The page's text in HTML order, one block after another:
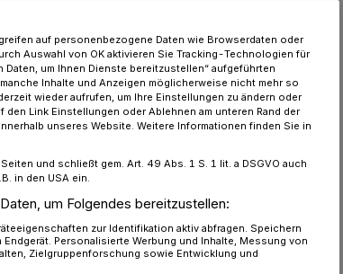
um Europa nach Corona.
die
auf personenbezogene Daten wie Browserdaten oder
Auswahl von OK aktivieren Sie Tracking-Technologien für
Daten, um Ihnen Dienste bereitzustellen“ aufgeführten
Inhalte und Anzeigen möglicherweise nicht mehr so
wieder aufrufen, um Ihre Einstellungen zu ändern oder
den Link Einstellungen oder Ablehnen am unteren Rand der
unseres Website. Weitere Informationen finden Sie in
und schließt gem. Art. 49 Abs. 1 S. 1 lit. a DSGVO auch
in den USA ein.
um Folgendes bereitzustellen:
zur Identifikation aktiv abfragen. Speichern
Personalisierte Werbung und Inhalte, Messung von
Zielgruppenforschung sowie Entwicklung und